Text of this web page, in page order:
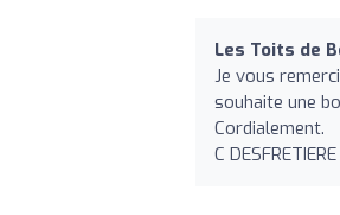
Les Toits de
Je vous
souhaite une
Cordialement.
C DESFRETIERE